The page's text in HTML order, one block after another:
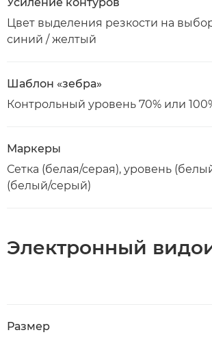
Цвет выделения резкости на
синий / желтый
Шаблон «зебра»
Контрольный уровень 70% или
Маркеры
Сетка (белая/серая), уровень
(белый/серый)
Электронный
Размер